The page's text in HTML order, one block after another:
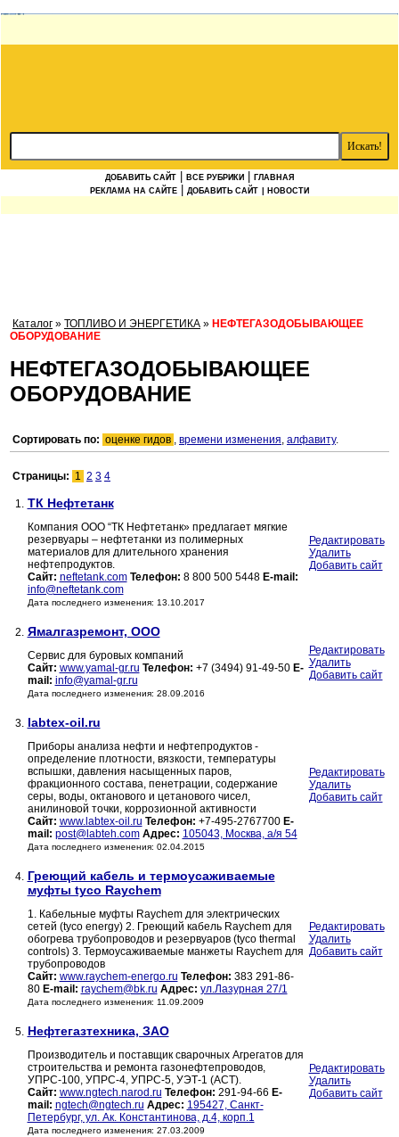
ДОБАВИТЬ САЙТ ВСЕ РУБРИКИ
ГЛАВНАЯ
РЕКЛАМА НА САЙТЕ
ДОБАВИТЬ САЙТ | НОВОСТИ
Каталог » ТОПЛИВО И ЭНЕРГЕТИКА » НЕФТЕГАЗОДОБЫВАЮЩЕЕ
ОБОРУДОВАНИЕ
НЕФТЕГАЗОДОБЫВАЮЩЕЕ
ОБОРУДОВАНИЕ
Сортировать по: оценке гидов , времени изменения, алфавиту.
Страницы: 1 2 3 4
1. ТК Нефтетанк
Компания ООО “ТК Нефтетанк» предлагает мягкие
резервуары – нефтетанки из полимерных
материалов для длительного хранения
нефтепродуктов.
Сайт: neftetank.com Телефон: 8 800 500 5448 E-mail:
info@neftetank.com
Дата последнего изменения: 13.10.2017
Редактировать
Удалить
Добавить сайт
2. Ямалгазремонт, ООО
Сервис для буровых компаний
Сайт: www.yamal-gr.ru Телефон: +7 (3494) 91-49-50 E-
mail: info@yamal-gr.ru
Дата последнего изменения: 28.09.2016
Редактировать
Удалить
Добавить сайт
3. labtex-oil.ru
Приборы анализа нефти и нефтепродуктов -
определение плотности, вязкости, температуры
вспышки, давления насыщенных паров,
фракционного состава, пенетрации, содержание
серы, воды, октанового и цетанового чисел,
анилиновой точки, коррозионной активности
Сайт: www.labtex-oil.ru Телефон: +7-495-2767700 E-
mail: post@labteh.com Адрес: 105043, Москва, а/я 54
Дата последнего изменения: 02.04.2015
Редактировать
Удалить
Добавить сайт
4. Греющий кабель и термоусаживаемые
муфты tyco Raychem
1. Кабельные муфты Raychem для электрических
сетей (tyco energy) 2. Греющий кабель Raychem для
обогрева трубопроводов и резервуаров (tyco thermal
сontrols) 3. Термоусаживаемые манжеты Raychem для
трубопроводов
Сайт: www.raychem-energo.ru Телефон: 383 291-86-
80 E-mail: raychem@bk.ru Адрес: ул.Лазурная 27/1
Дата последнего изменения: 11.09.2009
Редактировать
Удалить
Добавить сайт
5. Нефтегазтехника, ЗАО
Производитель и поставщик сварочных Агрегатов для
строительства и ремонта газонефтепроводов,
УПРС-100, УПРС-4, УПРС-5, УЭТ-1 (АСТ).
Сайт: www.ngtech.narod.ru Телефон: 291-94-66 E-
mail: ngtech@ngtech.ru Адрес: 195427, Санкт-
Петербург, ул. Ак. Константинова, д.4, корп.1
Дата последнего изменения: 27.03.2009
Редактировать
Удалить
Добавить сайт